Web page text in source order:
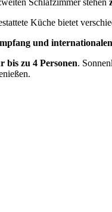
Schlafzimmer stehen
Küche bietet
und
bis zu 4 Personen.